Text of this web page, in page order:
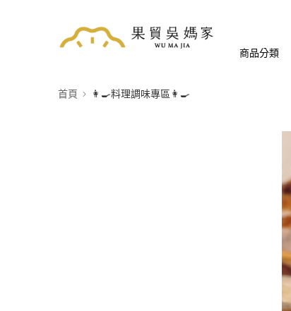
商品分類
首頁 👩‍🍳料理調味專區👩‍🍳